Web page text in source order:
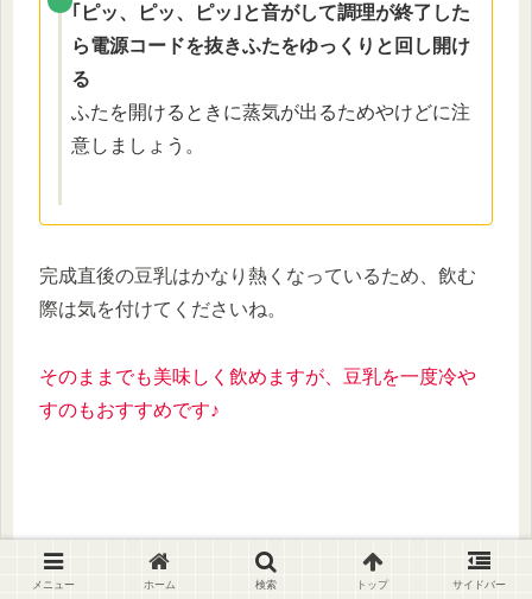
｢ピッ、ピッ、ピッ｣と音がして調理が終了した
ら電源コードを抜きふたをゆっくりと回し開け
る
ふたを開けるときに蒸気が出るためやけどに注
意しましょう。
完成直後の豆乳はかなり熱くなっているため、飲む
際は気を付けてくださいね。
そのままでも美味しく飲めますが、豆乳を一度冷や
すのもおすすめです♪
メニュー ホーム 検索 トップ サイドバー